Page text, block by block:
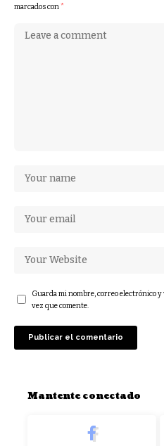
marcados con *
Guarda mi nombre, correo electrónico y
vez que comente.
Mantente conectado